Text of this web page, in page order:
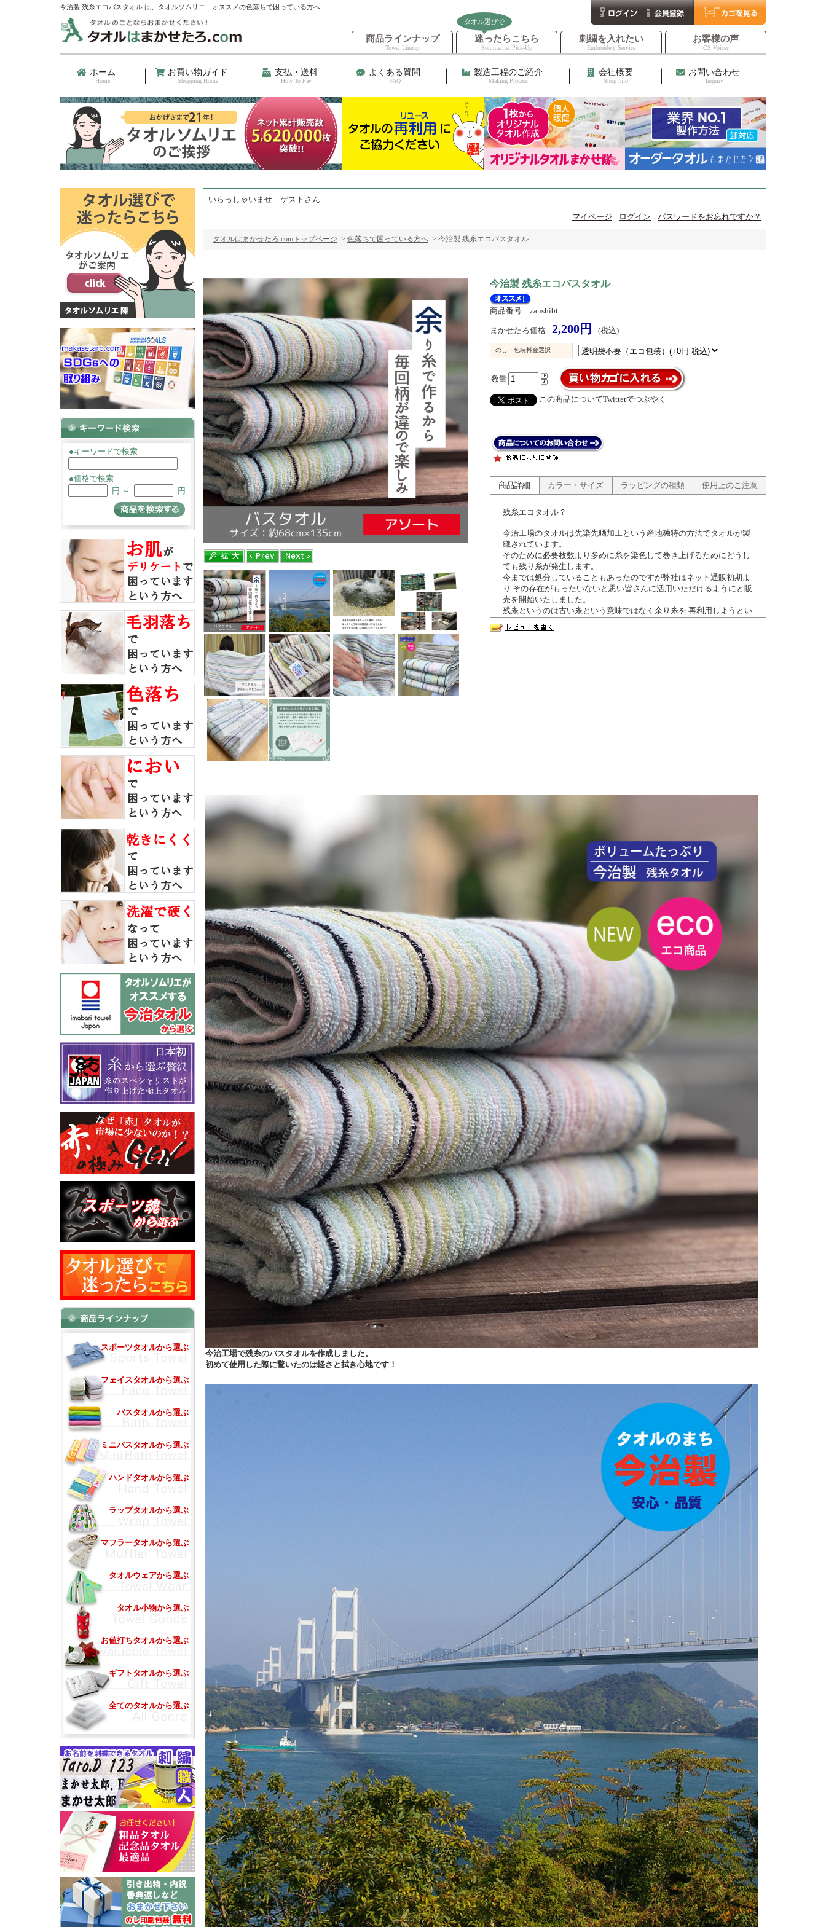
今治製 残糸エコバスタオル は、タオルソムリエ オススメの色落ちで困っている方へ
商品ラインナップ
Towel Lineup
迷ったらこちら
Sommerlier Pick-Up
タオル選びで
刺繍を入れたい
Embroidery Service
お客様の声
CS Voices
ホーム
Home
お買い物ガイド
Shopping Home
支払・送料
How To Pay
よくある質問
FAQ
製造工程のご紹介
Making Process
会社概要
Shop info
お問い合わせ
Inquiry
●キーワードで検索
●価格で検索
円 ～
円
スポーツタオルから選ぶ
フェイスタオルから選ぶ
バスタオルから選ぶ
ミニバスタオルから選ぶ
ハンドタオルから選ぶ
ラップタオルから選ぶ
マフラータオルから選ぶ
タオルウェアから選ぶ
タオル小物から選ぶ
お値打ちタオルから選ぶ
ギフトタオルから選ぶ
全てのタオルから選ぶ
いらっしゃいませ ゲストさん
マイページ
ログイン パスワードをお忘れですか？
タオルはまかせたろ.comトップページ > 色落ちで困っている方へ > 今治製 残糸エコバスタオル
今治製 残糸エコバスタオル
商品番号 zanshibt
まかせたろ価格 2,200円 (税込)
のし・包装料金選択
数量
この商品についてTwitterでつぶやく
商品詳細 カラー・サイズ ラッピングの種類 使用上のご注意
残糸エコタオル？
今治工場のタオルは先染先晒加工という産地独特の方法でタオルが製
織されています。
そのために必要枚数より多めに糸を染色して巻き上げるためにどうし
ても残り糸が発生します。
今までは処分していることもあったのですが弊社はネット通販初期よ
り その存在がもったいないと思い皆さんに活用いただけるようにと販
売を開始いたしました。
残糸というのは古い糸という意味ではなく余り糸を 再利用しようとい
今治工場で残糸のバスタオルを作成しました。
初めて使用した際に驚いたのは軽さと拭き心地です！